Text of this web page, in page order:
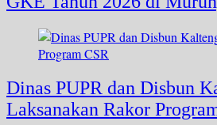
Dinas PUPR dan Disbun
Laksanakan Rakor